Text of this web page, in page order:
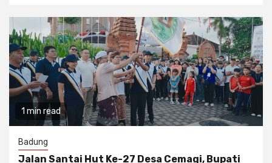
1 min read
Badung
Jalan Santai Hut Ke-27 Desa Cemagi, Bupati